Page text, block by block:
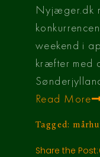
Nyjæger.dk
weekend i
kræfter med
Read More
Tagged:
Share the Post: